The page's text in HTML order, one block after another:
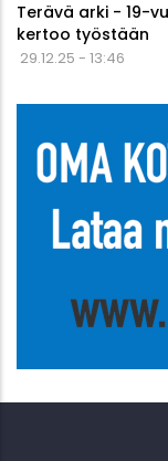
Terävä arki - 19-
kertoo työstään
29.12.25 - 13:46